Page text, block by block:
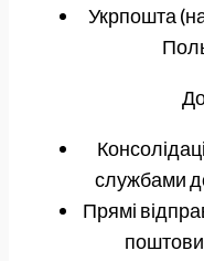
Укрпошта
службами
Прямі